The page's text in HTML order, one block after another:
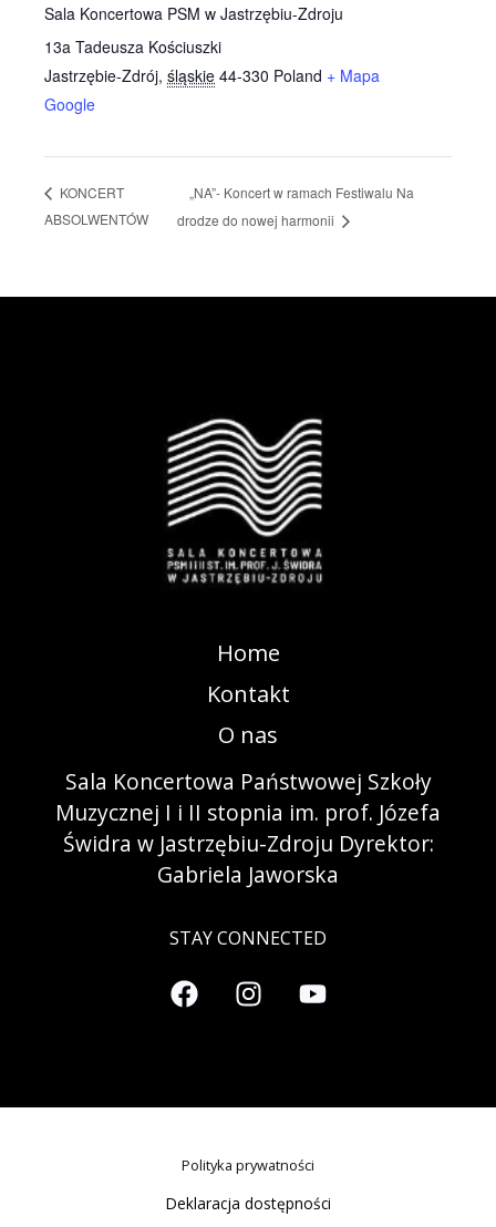
Sala Koncertowa PSM w Jastrzębiu-Zdroju
13a Tadeusza Kościuszki
Jastrzębie-Zdrój, śląskie 44-330 Poland + Mapa
Google
KONCERT
ABSOLWENTÓW
„NA”- Koncert w ramach Festiwalu Na
drodze do nowej harmonii
Home
Kontakt
O nas
Sala Koncertowa Państwowej Szkoły
Muzycznej I i II stopnia im. prof. Józefa
Świdra w Jastrzębiu-Zdroju Dyrektor:
Gabriela Jaworska
STAY CONNECTED
Polityka prywatności
Deklaracja dostępności